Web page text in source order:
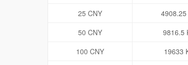
25 CNY
4908.25
50 CNY
9816.5
100 CNY
19633